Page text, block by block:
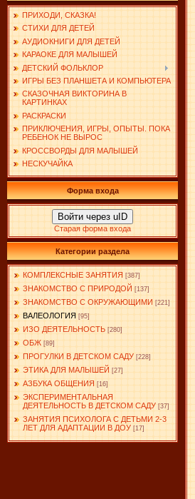
ПРИХОДИ, СКАЗКА!
СТИХИ ДЛЯ ДЕТЕЙ
АУДИОКНИГИ ДЛЯ ДЕТЕЙ
КАРАОКЕ ДЛЯ МАЛЫШЕЙ
ДЕТСКИЙ ФОЛЬКЛОР
ИГРЫ БЕЗ ПЛАНШЕТА И КОМПЬЮТЕРА
СКАЗОЧНАЯ ВИКТОРИНА В
КАРТИНКАХ
РАСКРАСКИ
ПРИКЛЮЧЕНИЯ, ИГРЫ, ОПЫТЫ. ПОКА
РЕБЕНОК НЕ ВЫРОС
КРОССВОРДЫ ДЛЯ МАЛЫШЕЙ
НЕСКУЧАЙКА
Форма входа
Войти через uID
Старая форма входа
Категории раздела
КОМПЛЕКСНЫЕ ЗАНЯТИЯ [387]
ЗНАКОМСТВО С ПРИРОДОЙ [137]
ЗНАКОМСТВО С ОКРУЖАЮЩИМИ [221]
ВАЛЕОЛОГИЯ [95]
ИЗО ДЕЯТЕЛЬНОСТЬ [280]
ОБЖ [89]
ПРОГУЛКИ В ДЕТСКОМ САДУ [228]
ЭТИКА ДЛЯ МАЛЫШЕЙ [27]
АЗБУКА ОБЩЕНИЯ [16]
ЭКСПЕРИМЕНТАЛЬНАЯ
ДЕЯТЕЛЬНОСТЬ В ДЕТСКОМ САДУ [37]
ЗАНЯТИЯ ПСИХОЛОГА С ДЕТЬМИ 2-3
ЛЕТ ДЛЯ АДАПТАЦИИ В ДОУ [17]